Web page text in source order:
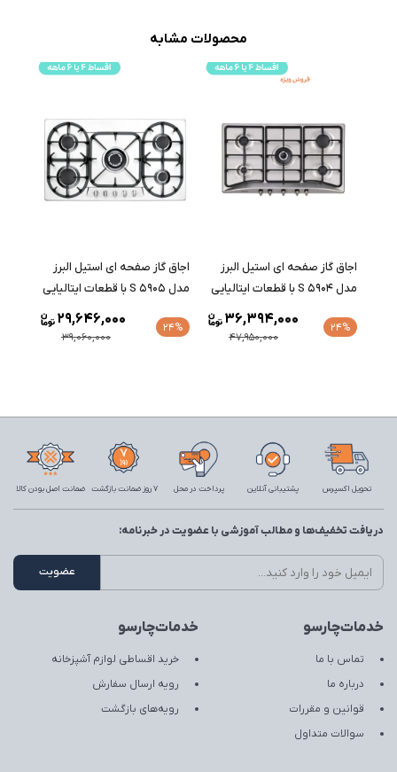
محصولات مشابه
اجاق گاز صفحه ای استیل البرز
مدل S 5904 با قطعات ایتالیایی
24%
47,950,000
36,394,000
اجاق گاز صفحه ای استیل البرز
مدل S 5905 با قطعات ایتالیایی
24%
39,060,000
29,646,000
تحویل اکسپرس پشتیبانی آنلاین پرداخت در محل 7 روز ضمانت بازگشت ضمانت اصل بودن کالا
خدمات‌چارسو
تماس با ما
درباره ما
قوانین و مقررات
سوالات متداول
خدمات‌چارسو
خرید اقساطی لوازم آشپزخانه
رویه ارسال سفارش
رویه‌های بازگشت
دریافت تخفیف‌ها و مطالب آموزشی با عضویت در خبرنامه: